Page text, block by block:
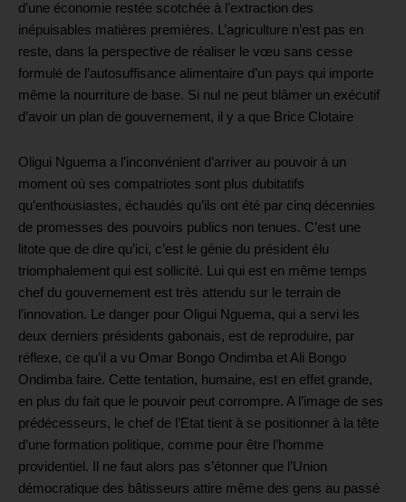
d’une économie restée scotchée à l’extraction des
inépuisables matières premières. L’agriculture n’est pas en
reste, dans la perspective de réaliser le vœu sans cesse
formulé de l’autosuffisance alimentaire d’un pays qui importe
même la nourriture de base. Si nul ne peut blâmer un exécutif
d’avoir un plan de gouvernement, il y a que Brice Clotaire
Oligui Nguema a l’inconvénient d’arriver au pouvoir à un
moment où ses compatriotes sont plus dubitatifs
qu’enthousiastes, échaudés qu’ils ont été par cinq décennies
de promesses des pouvoirs publics non tenues. C’est une
litote que de dire qu’ici, c’est le génie du président élu
triomphalement qui est sollicité. Lui qui est en même temps
chef du gouvernement est très attendu sur le terrain de
l’innovation. Le danger pour Oligui Nguema, qui a servi les
deux derniers présidents gabonais, est de reproduire, par
réflexe, ce qu’il a vu Omar Bongo Ondimba et Ali Bongo
Ondimba faire. Cette tentation, humaine, est en effet grande,
en plus du fait que le pouvoir peut corrompre. A l’image de ses
prédécesseurs, le chef de l’Etat tient à se positionner à la tête
d’une formation politique, comme pour être l’homme
providentiel. Il ne faut alors pas s’étonner que l’Union
démocratique des bâtisseurs attire même des gens au passé